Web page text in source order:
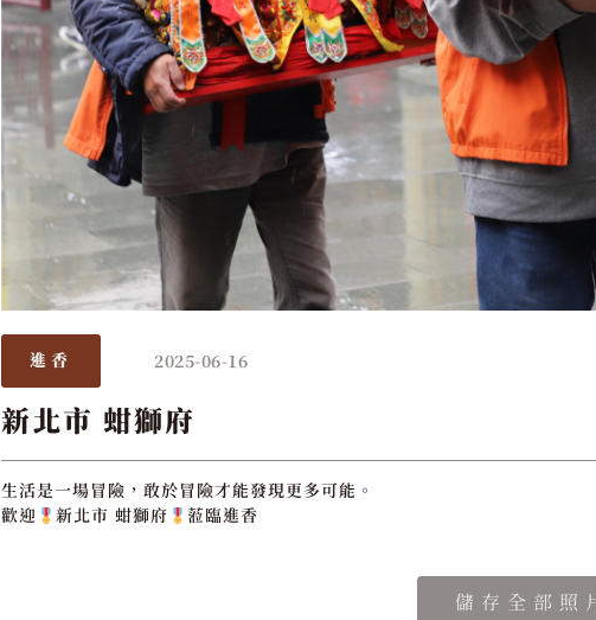
進香 2025-06-16
新北市 蚶獅府
生活是一場冒險，敢於冒險才能發現更多可能。
歡迎
新北市 蚶獅府 蒞臨進香
儲存全部照